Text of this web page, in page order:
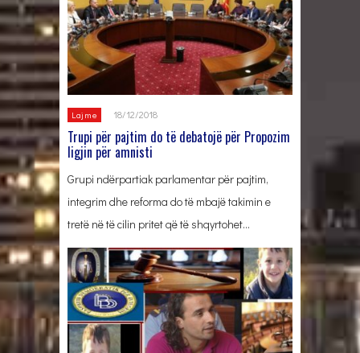
Lajme 18/12/2018
Trupi për pajtim do të debatojë për Propozim
ligjin për amnisti
Grupi ndërpartiak parlamentar për pajtim,
integrim dhe reforma do të mbajë takimin e
tretë në të cilin pritet që të shqyrtohet…